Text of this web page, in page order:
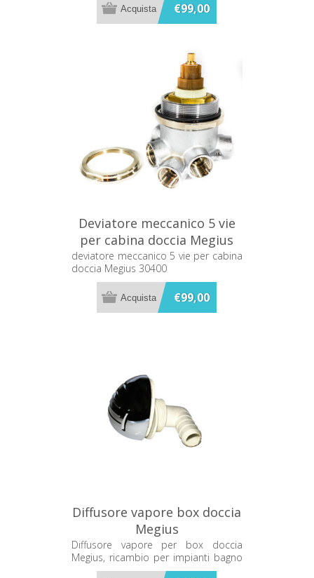
€99,00
Deviatore meccanico 5 vie
per cabina doccia Megius
30400
deviatore meccanico 5 vie per cabina
doccia Megius 30400
€99,00
Diffusore vapore box doccia
Megius
Diffusore vapore per box doccia
Megius, ricambio per impianti bagno
e cabine doccia.